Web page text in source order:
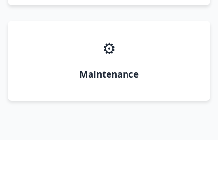
⚙️
Maintenance